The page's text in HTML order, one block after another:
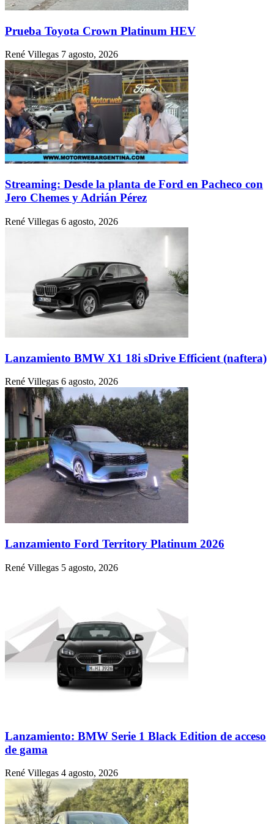
Prueba Toyota Crown Platinum HEV
René Villegas 7 agosto, 2026
Streaming: Desde la planta de Ford en Pacheco con
Jero Chemes y Adrián Pérez
René Villegas 6 agosto, 2026
Lanzamiento BMW X1 18i sDrive Efficient (naftera)
René Villegas 6 agosto, 2026
Lanzamiento Ford Territory Platinum 2026
René Villegas 5 agosto, 2026
Lanzamiento: BMW Serie 1 Black Edition de acceso
de gama
René Villegas 4 agosto, 2026